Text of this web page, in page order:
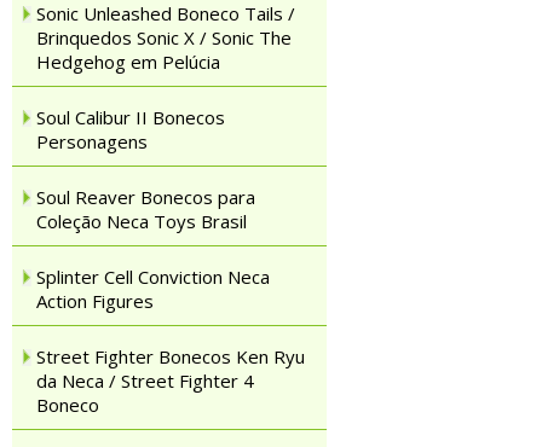
Sonic Unleashed Boneco Tails /
Brinquedos Sonic X / Sonic The
Hedgehog em Pelúcia
Soul Calibur II Bonecos
Personagens
Soul Reaver Bonecos para
Coleção Neca Toys Brasil
Splinter Cell Conviction Neca
Action Figures
Street Fighter Bonecos Ken Ryu
da Neca / Street Fighter 4
Boneco